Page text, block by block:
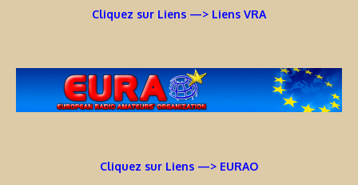
Cliquez sur Liens —> Liens VRA
Cliquez sur Liens —> EURAO